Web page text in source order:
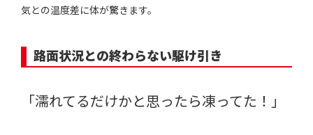
気との温度差に体が驚きます。
路面状況との終わらない駆け引き
「濡れてるだけかと思ったら凍ってた！」